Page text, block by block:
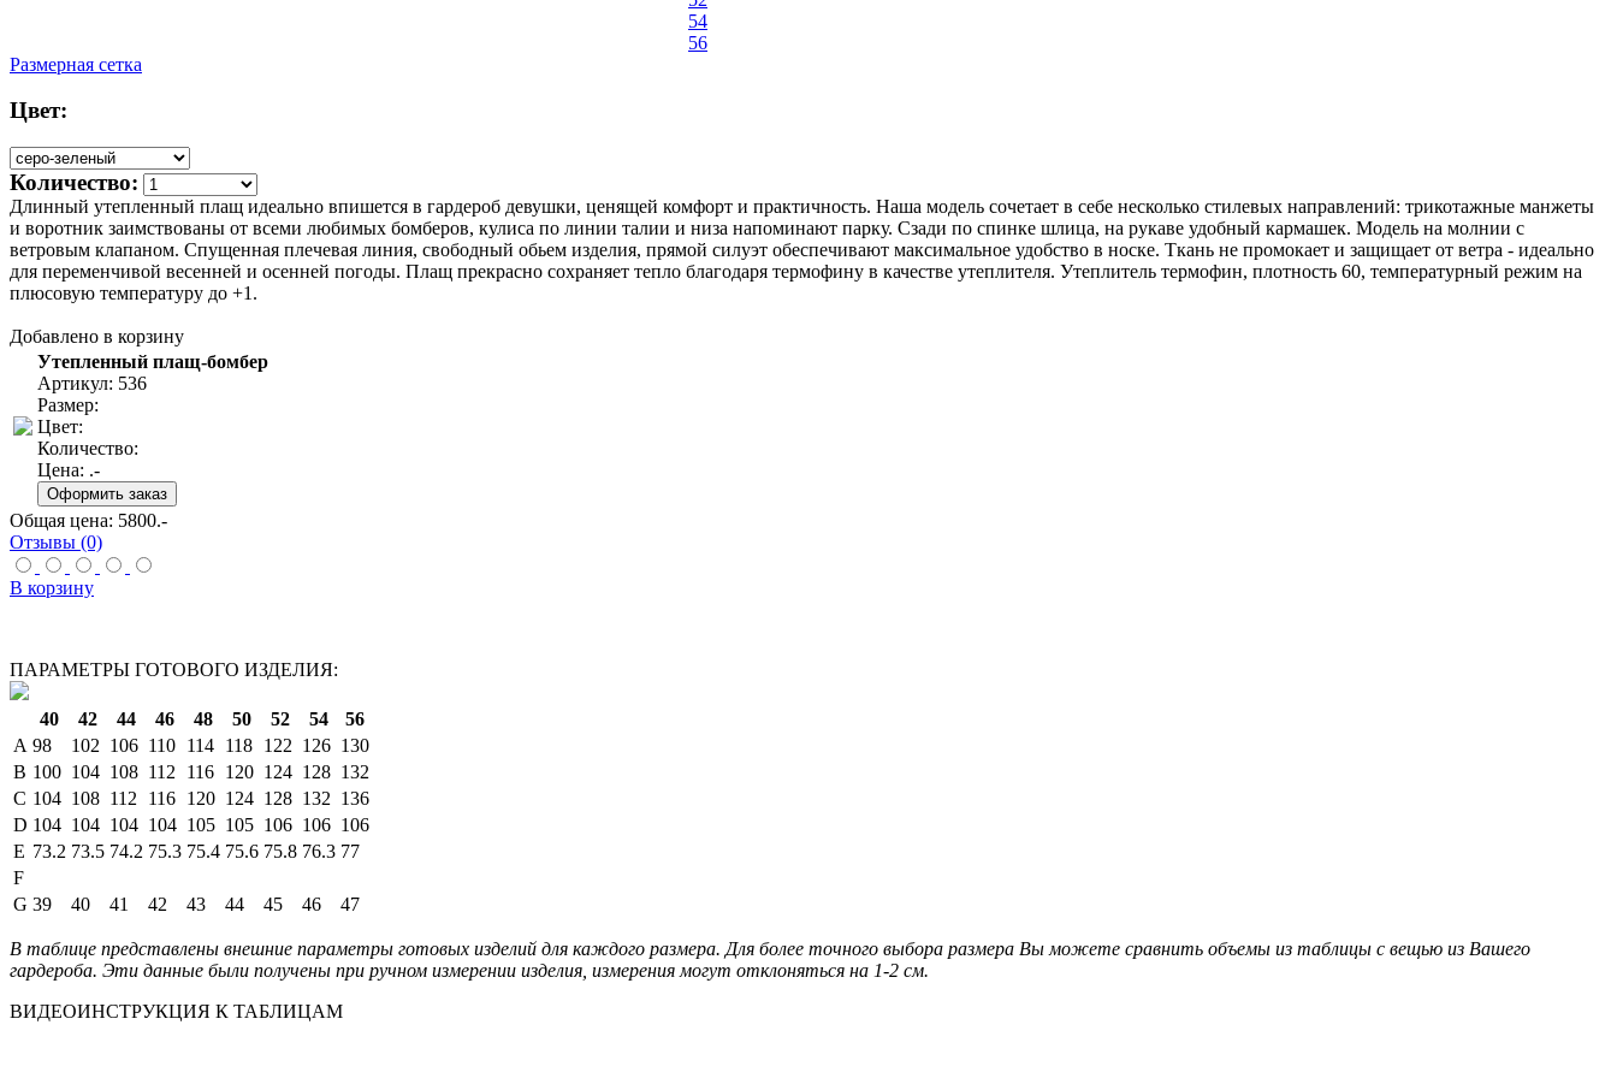
54
56
Размерная сетка
Цвет:
Количество:
Длинный утепленный плащ идеально впишется в гардероб девушки, ценящей комфорт и практичность. Наша модель сочетает в себе несколько стилевых направлений: трикотажные манжеты
и воротник заимствованы от всеми любимых бомберов, кулиса по линии талии и низа напоминают парку. Сзади по спинке шлица, на рукаве удобный кармашек. Модель на молнии с
ветровым клапаном. Спущенная плечевая линия, свободный обьем изделия, прямой силуэт обеспечивают максимальное удобство в носке. Ткань не промокает и защищает от ветра - идеально
для переменчивой весенней и осенней погоды. Плащ прекрасно сохраняет тепло благодаря термофину в качестве утеплителя. Утеплитель термофин, плотность 60, температурный режим на
плюсовую температуру до +1.
Добавлено в корзину
Утепленный плащ-бомбер
Артикул: 536
Размер:
Цвет:
Количество:
Цена: .-
Общая цена: 5800.-
Отзывы (0)
В корзину
ПАРАМЕТРЫ ГОТОВОГО ИЗДЕЛИЯ:
40 42 44 46 48 50 52 54
56
A 98 102 106 110 114 118 122 126 130
B 100 104 108 112 116 120 124 128 132
C 104 108 112 116 120 124 128 132 136
D 104 104 104 104 105 105 106 106 106
E 73.2 73.5 74.2 75.3 75.4 75.6 75.8 76.3 77
F
G 39 40 41 42 43 44 45 46 47
В таблице представлены внешние параметры готовых изделий для каждого размера. Для более точного выбора размера Вы можете сравнить объемы из таблицы с вещью из Вашего
гардероба. Эти данные были получены при ручном измерении изделия, измерения могут отклоняться на 1-2 см.
ВИДЕОИНСТРУКЦИЯ К ТАБЛИЦАМ